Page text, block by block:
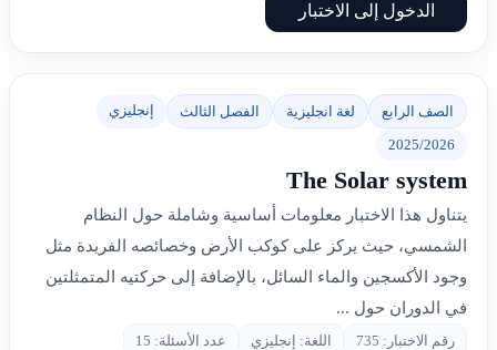
الدخول إلى الاختبار
الصف الرابع لغة انجليزية الفصل الثالث إنجليزي
2025/2026
The Solar system
يتناول هذا الاختبار معلومات أساسية وشاملة حول النظام
الشمسي، حيث يركز على كوكب الأرض وخصائصه الفريدة مثل
وجود الأكسجين والماء السائل، بالإضافة إلى حركتيه المتمثلتين
في الدوران حول ...
رقم الاختبار: 735 اللغة: إنجليزي عدد الأسئلة: 15